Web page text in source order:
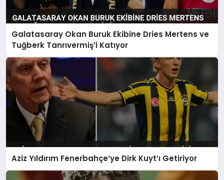
Galatasaray Okan Buruk Ekibine Dries Mertens ve
Tuğberk Tanrıvermiş’i Katıyor
Aziz Yıldırım Fenerbahçe’ye Dirk Kuyt’ı Getiriyor